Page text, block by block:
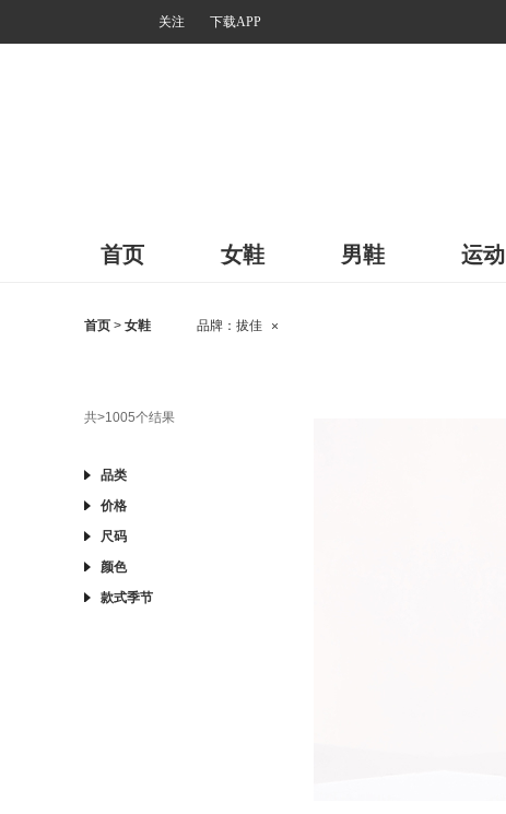
关注 下载APP
首页 女鞋 男鞋 运动
首页 > 女鞋 品牌： 拔佳 ×
共>1005个结果
品类
价格
尺码
颜色
款式季节